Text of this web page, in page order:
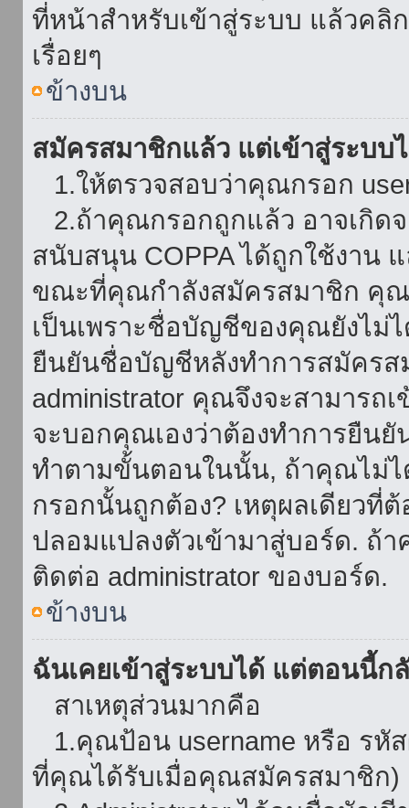
ที่หน้าสำหรับเข้าสู่ระบบ แล้วค
เรื่อยๆ
ข้างบน
สมัครสมาชิกแล้ว แต่เข้าสู่ระบบ
1.ให้ตรวจสอบว่าคุณกรอก
2.ถ้าคุณกรอกถูกแล้ว อาจเกิด
สนับสนุน COPPA ได้ถูกใช้งาน
ขณะที่คุณกำลังสมัครสมาชิก คุ
เป็นเพราะชื่อบัญชีของคุณยังไม่
ยืนยันชื่อบัญชีหลังทำการสมัครส
administrator คุณจึงจะสามาร
จะบอกคุณเองว่าต้องทำการยืน
ทำตามขั้นตอนในนั้น, ถ้าคุณไม่
กรอกนั้นถูกต้อง? เหตุผลเดียวที่
ปลอมแปลงตัวเข้ามาสู่บอร์ด. ถ้
ติดต่อ administrator ของบอร์ด.
ข้างบน
ฉันเคยเข้าสู่ระบบได้ แต่ตอนนี้ก
สาเหตุส่วนมากคือ
1.คุณป้อน username หรือ รหั
ที่คุณได้รับเมื่อคุณสมัครสมาชิก)